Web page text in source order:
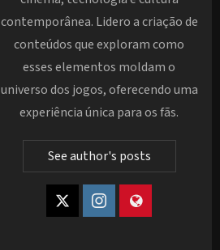
contemporânea. Lidero a criação de
conteúdos que exploram como
esses elementos moldam o
universo dos jogos, oferecendo uma
experiência única para os fãs.
See author's posts